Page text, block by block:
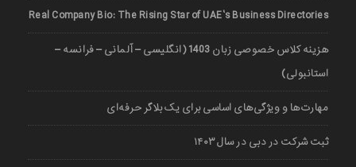
Real Company Bio: The Rising Star of UAE’s Business Directories
هزینه کلاس خصوصی زبان 1403 (انگلیسی – آلمانی – فرانسه –
استانبولی)
مهارت‌ها و ویژگی‌های اساسی برای یک بلاگر حرفه‌ای
ثبت شرکت در دبی در سال ۱۴۰۳